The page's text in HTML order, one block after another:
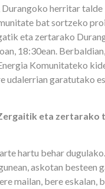
herritar
bat sortzeko
eta zertarako
18:30ean.
Komunitateko
udalerrian garatutako
eta zertarako
hartu behar
askotan besteen
mailan, bere eskalan,